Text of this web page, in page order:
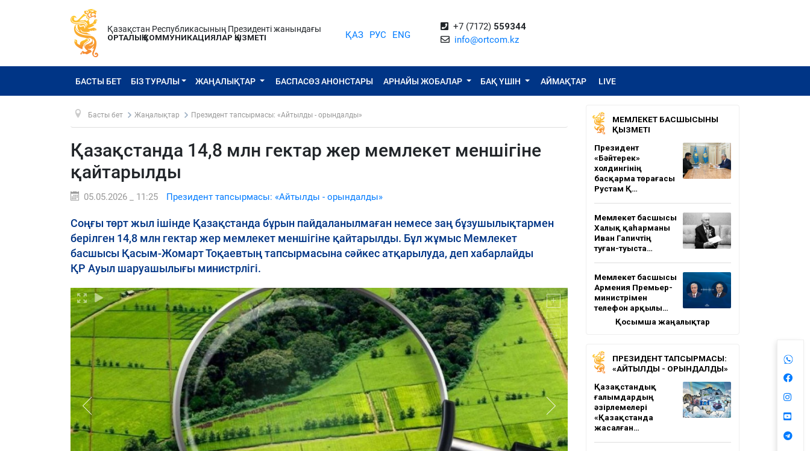
Қазақстан Республикасының Президенті жанындағы
ОРТАЛЫҚ КОММУНИКАЦИЯЛАР ҚЫЗМЕТІ
ҚАЗ РУС ENG
+7 (7172) 559344
info@ortcom.kz
БАСТЫ БЕТ БІЗ ТУРАЛЫ ЖАҢАЛЫҚТАР БАСПАСӨЗ АНОНСТАРЫ АРНАЙЫ ЖОБАЛАР БАҚ ҮШІН АЙМАҚТАР LIVE
Басты бет Жаңалықтар Президент тапсырмасы: «Айтылды - орындалды»
Қазақстанда 14,8 млн гектар жер мемлекет меншігіне
қайтарылды
05.05.2026 _ 11:25 Президент тапсырмасы: «Айтылды - орындалды»
Соңғы төрт жыл ішінде Қазақстанда бұрын пайдаланылмаған немесе заң бұзушылықтармен
берілген 14,8 млн гектар жер мемлекет меншігіне қайтарылды. Бұл жұмыс Мемлекет
басшысы Қасым-Жомарт Тоқаевтың тапсырмасына сәйкес атқарылуда, деп хабарлайды
ҚР Ауыл шаруашылығы министрлігі.
МЕМЛЕКЕТ БАСШЫСЫНЫҢ
ҚЫЗМЕТІ
Президент
«Бәйтерек»
холдингінің
басқарма төрағасы
Рустам Қ…
Мемлекет басшысы
Халық қаһарманы
Иван Гапичтің
туған-туыста…
Мемлекет басшысы
Армения Премьер-
министрімен
телефон арқылы…
Қосымша жаңалықтар
ПРЕЗИДЕНТ ТАПСЫРМАСЫ:
«АЙТЫЛДЫ - ОРЫНДАЛДЫ»
Қазақстандық
ғалымдардың
әзірлемелері
«Қазақстанда
жасалған…